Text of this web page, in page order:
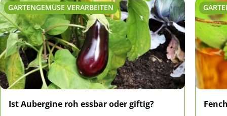
GARTENGEMÜSE VERARBEITEN
Ist Aubergine roh essbar oder giftig?